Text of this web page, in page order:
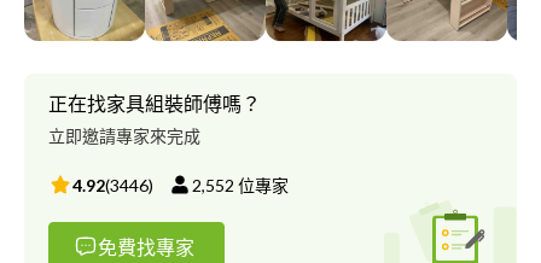
正在找家具組裝師傅嗎？
立即邀請專家來完成
4.92(3446) 2,552 位專家
免費找專家